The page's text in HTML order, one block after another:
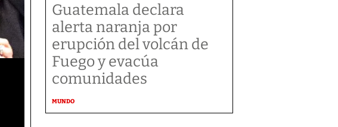
Guatemala declara
alerta naranja por
erupción del volcán de
Fuego y evacúa
comunidades
MUNDO